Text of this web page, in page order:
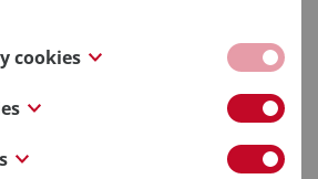
cookies
necessary for the website to
usually only set in response to
cookies,” these